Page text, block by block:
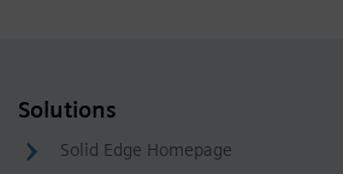
Solutions
Solid Edge Homepage